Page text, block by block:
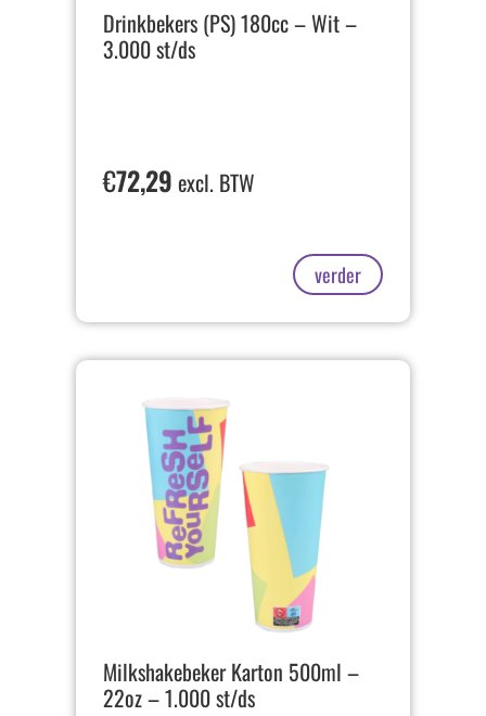
Drinkbekers (PS) 180cc – Wit –
3.000 st/ds
€72,29 excl. BTW
verder
Milkshakebeker Karton 500ml –
22oz – 1.000 st/ds